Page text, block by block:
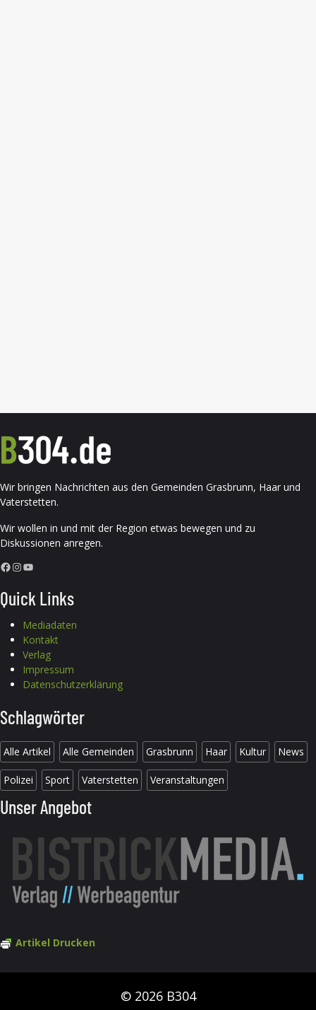
Wir bringen Nachrichten aus den Gemeinden Grasbrunn, Haar und
Vaterstetten.
Wir wollen in und mit der Region etwas bewegen und zu
Diskussionen anregen.
Facebook InstagramYouTube
Quick Links
Mediadaten
Kontakt
Verlag
Impressum
Datenschutzerklärung
Schlagwörter
Alle Artikel Alle Gemeinden Grasbrunn Haar Kultur News
Polizei Sport Vaterstetten Veranstaltungen
Unser Angebot
Artikel Drucken
© 2026 B304